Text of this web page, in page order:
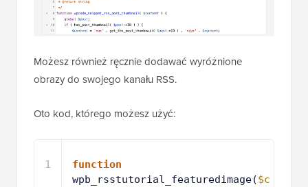
Możesz również ręcznie dodawać wyróżnione
obrazy do swojego kanału RSS.
Oto kod, którego możesz użyć:
1
function
wpb_rsstutorial_featuredimage($c